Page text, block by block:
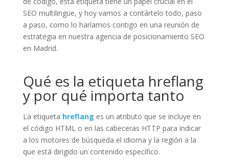
SEO multilingüe, y hoy vamos a contártelo todo, paso
a paso, como lo haríamos contigo en una reunión de
estrategia en nuestra agencia de posicionamiento SEO
en Madrid.
Qué es la etiqueta hreflang
y por qué importa tanto
La etiqueta hreflang es un atributo que se incluye en
el código HTML o en las cabeceras HTTP para indicar
a los motores de búsqueda el idioma y la región a la
que está dirigido un contenido específico.